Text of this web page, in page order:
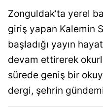
Zonguldak’ta yerel
giriş yapan Kalemin
başladığı yayın
devam ettirerek
sürede geniş bir
dergi, şehrin